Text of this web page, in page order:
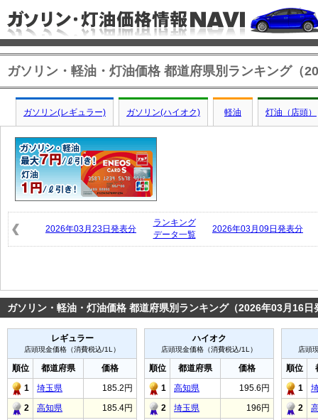
ガソリン・軽油・灯油価格 都道府県別ランキング（
ガソリン(レギュラー) ガソリン(ハイオク) 軽油 灯油（店頭）
2026年03月23日発表分
ランキング
データ一覧
2026年03月09日発表分
ガソリン・軽油・灯油価格 都道府県別ランキング（2026年03月16日
レギュラー
店頭現金価格（消費税込/1L）
順位 都道府県
価格
1
埼玉県
185.2円
2
高知県
185.4円
ハイオク
店頭現金価格（消費税込/1L）
順位 都道府県
価格
1
高知県
195.6円
2
埼玉県
196円
店頭
順位
1
2